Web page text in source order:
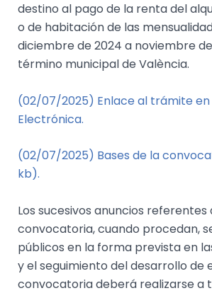
destino al pago de la renta del
o de habitación de las
diciembre de 2024 a noviembre
término municipal de València.
(02/07/2025) Enlace al trámite en
Electrónica.
(02/07/2025) Bases de la
kb).
Los sucesivos anuncios referentes
convocatoria, cuando procedan,
públicos en la forma prevista en
y el seguimiento del desarrollo de
convocatoria deberá realizarse a